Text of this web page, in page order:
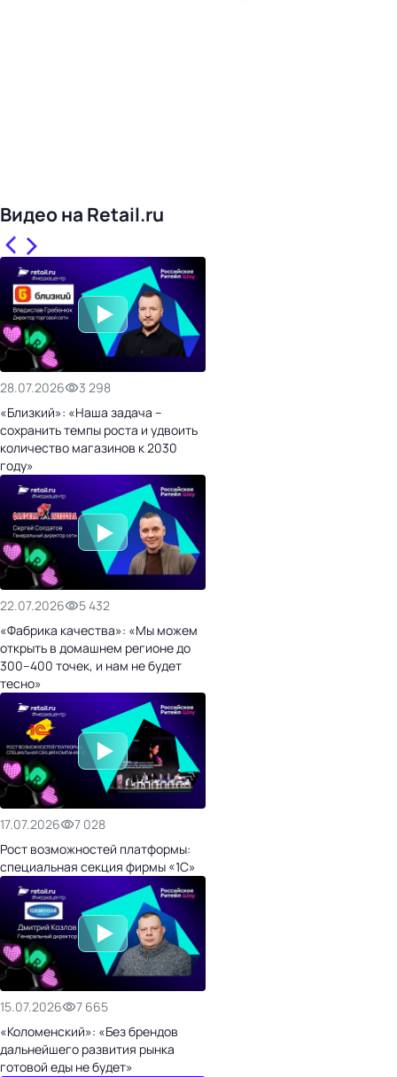
Видео на Retail.ru
28.07.2026
3 298
«Близкий»: «Наша задача –
сохранить темпы роста и удвоить
количество магазинов к 2030
году»
22.07.2026
5 432
«Фабрика качества»: «Мы можем
открыть в домашнем регионе до
300–400 точек, и нам не будет
тесно»
17.07.2026
7 028
Рост возможностей платформы:
специальная секция фирмы «1С»
15.07.2026
7 665
«Коломенский»: «Без брендов
дальнейшего развития рынка
готовой еды не будет»